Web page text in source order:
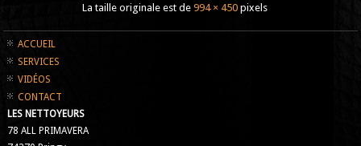
La taille originale est de 994 × 450pixels
ACCUEIL
SERVICES
VIDÉOS
CONTACT
LES NETTOYEURS
78 ALL PRIMAVERA